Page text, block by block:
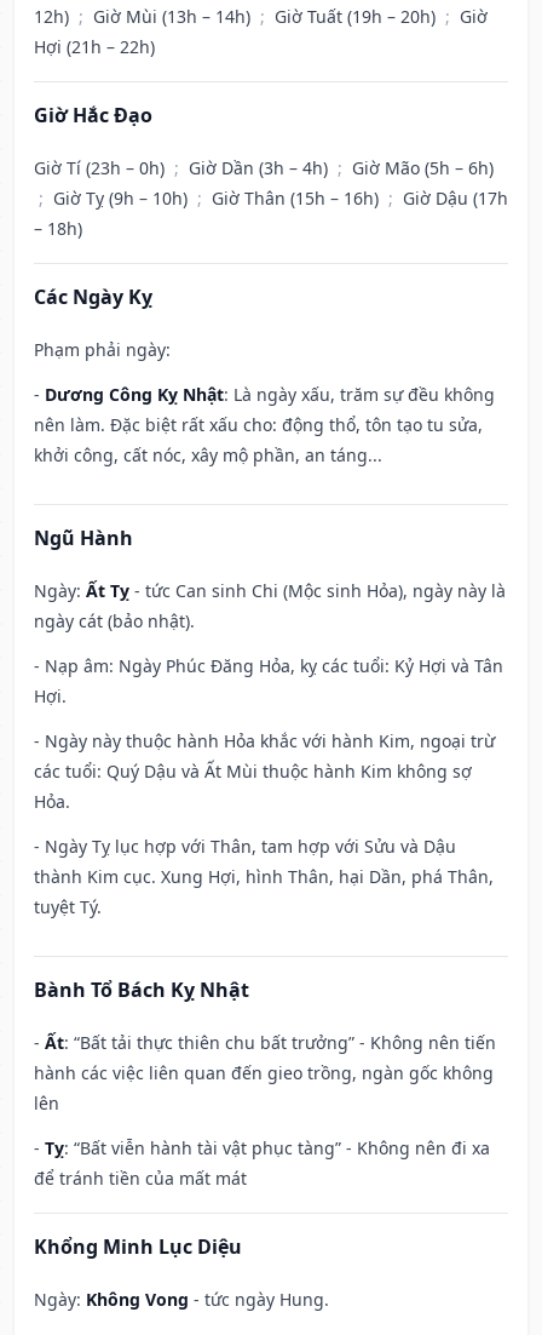
12h) ; Giờ Mùi (13h – 14h) ; Giờ Tuất (19h – 20h) ; Giờ
Hợi (21h – 22h)
Giờ Hắc Đạo
Giờ Tí (23h – 0h) ; Giờ Dần (3h – 4h) ; Giờ Mão (5h – 6h)
; Giờ Tỵ (9h – 10h) ; Giờ Thân (15h – 16h) ; Giờ Dậu (17h
– 18h)
Các Ngày Kỵ
Phạm phải ngày:
- Dương Công Kỵ Nhật: Là ngày xấu, trăm sự đều không
nên làm. Đặc biệt rất xấu cho: động thổ, tôn tạo tu sửa,
khởi công, cất nóc, xây mộ phần, an táng...
Ngũ Hành
Ngày: Ất Tỵ - tức Can sinh Chi (Mộc sinh Hỏa), ngày này là
ngày cát (bảo nhật).
- Nạp âm: Ngày Phúc Đăng Hỏa, kỵ các tuổi: Kỷ Hợi và Tân
Hợi.
- Ngày này thuộc hành Hỏa khắc với hành Kim, ngoại trừ
các tuổi: Quý Dậu và Ất Mùi thuộc hành Kim không sợ
Hỏa.
- Ngày Tỵ lục hợp với Thân, tam hợp với Sửu và Dậu
thành Kim cục. Xung Hợi, hình Thân, hại Dần, phá Thân,
tuyệt Tý.
Bành Tổ Bách Kỵ Nhật
- Ất: “Bất tải thực thiên chu bất trưởng” - Không nên tiến
hành các việc liên quan đến gieo trồng, ngàn gốc không
lên
- Tỵ: “Bất viễn hành tài vật phục tàng” - Không nên đi xa
để tránh tiền của mất mát
Khổng Minh Lục Diệu
Ngày: Không Vong - tức ngày Hung.